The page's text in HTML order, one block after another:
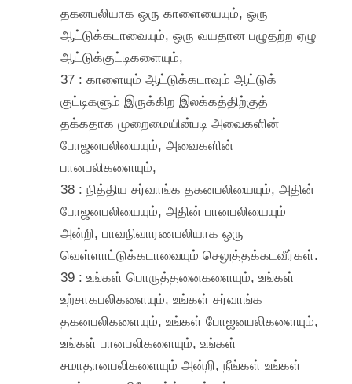
தகனபலியாக ஒரு காளையையும், ஒரு
ஆட்டுக்கடாவையும், ஒரு வயதான பழுதற்ற ஏழு
ஆட்டுக்குட்டிகளையும்,
37 : காளையும் ஆட்டுக்கடாவும் ஆட்டுக்
குட்டிகளும் இருக்கிற இலக்கத்திற்குத்
தக்கதாக முறைமையின்படி அவைகளின்
போஜனபலியையும், அவைகளின்
பானபலிகளையும்,
38 : நித்திய சர்வாங்க தகனபலியையும், அதின்
போஜனபலியையும், அதின் பானபலியையும்
அன்றி, பாவநிவாரணபலியாக ஒரு
வெள்ளாட்டுக்கடாவையும் செலுத்தக்கடவீர்கள்.
39 : உங்கள் பொருத்தனைகளையும், உங்கள்
உற்சாகபலிகளையும், உங்கள் சர்வாங்க
தகனபலிகளையும், உங்கள் போஜனபலிகளையும்,
உங்கள் பானபலிகளையும், உங்கள்
சமாதானபலிகளையும் அன்றி, நீங்கள் உங்கள்